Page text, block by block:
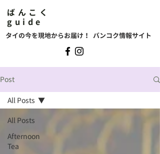
ばんこく
guide
タイの今を現地からお届け！ バンコク情報サイト
Post
All Posts
Afternoon
Tea
All Posts